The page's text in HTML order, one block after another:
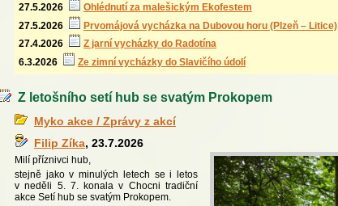
27.5.2026
Ohlédnutí za malešickým Ekofestem
27.5.2026
Prvomájová vycházka na Dubovou horu (Plzeň – Litice)
27.4.2026
Z jarní vycházky do Radotína
6.3.2026
Ze zimní vycházky do Slavičího údolí
Z letošního setí hub se svatým Prokopem
Myko akce / Zprávy z akcí
Filip Zíka, 23.7.2026
Milí příznivci hub,
stejně jako v minulých letech se i letos
v neděli 5. 7. konala v Chocni tradiční
akce Setí hub se svatým Prokopem.